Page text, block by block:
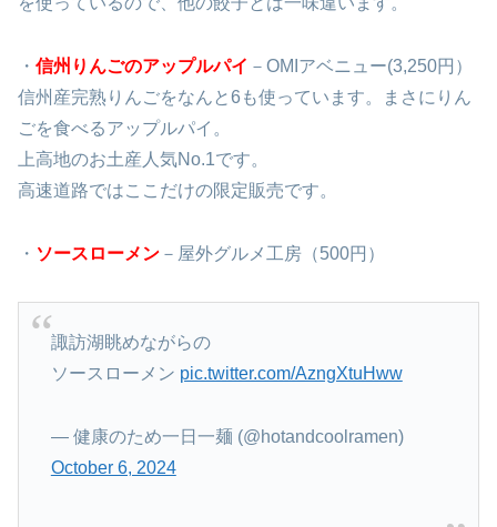
・ 信州りんごのアップルパイ －OMIアベニュー(3,250円）
信州産完熟りんごをなんと6も使っています。まさにりん
ごを食べるアップルパイ。
上高地のお土産人気No.1です。
高速道路ではここだけの限定販売です。
・ ソースローメン －屋外グルメ工房（500円）
諏訪湖眺めながらの
ソースローメン pic.twitter.com/AzngXtuHww
— 健康のため一日一麺 (@hotandcoolramen)
October 6, 2024